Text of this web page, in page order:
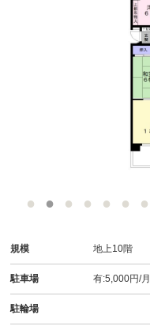
規模 地上10階
駐車場 有:5,000円/月
駐輪場